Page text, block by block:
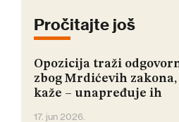
Pročitajte još
Opozicija traži
zbog Mrdićevih zakona,
kaže – unapređuje ih
17. jun 2026.